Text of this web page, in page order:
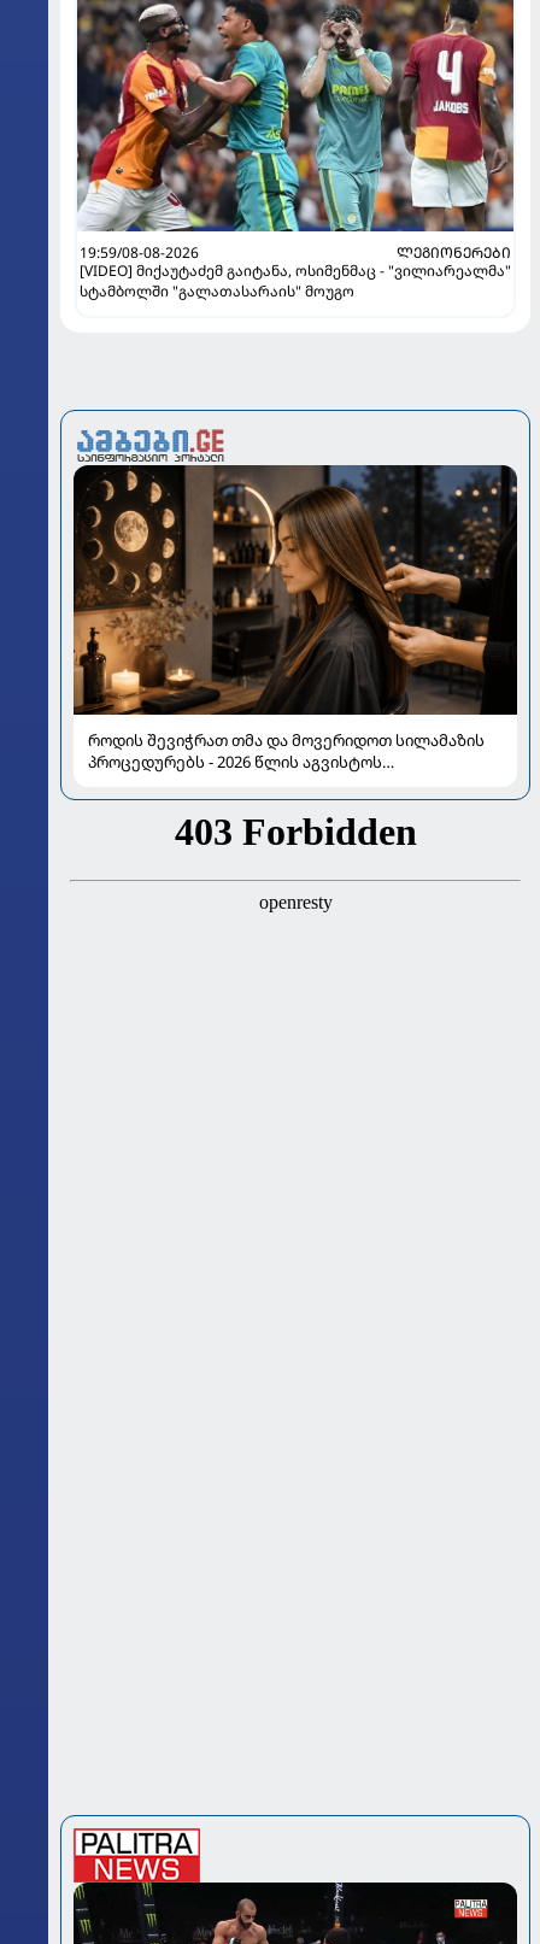
19:59/08-08-2026
ᲚᲔᲒᲘᲝᲜᲔᲠᲔᲑᲘ
[VIDEO] მიქაუტაძემ გაიტანა, ოსიმენმაც - "ვილიარეალმა"
სტამბოლში "გალათასარაის" მოუგო
როდის შევიჭრათ თმა და მოვერიდოთ სილამაზის
პროცედურებს - 2026 წლის აგვისტოს